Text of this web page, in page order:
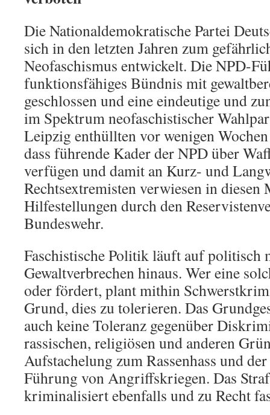
Die Nationaldemokratische Partei
sich in den letzten Jahren zum
Neofaschismus entwickelt. Die NPD-
funktionsfähiges Bündnis mit
geschlossen und eine eindeutige und
im Spektrum neofaschistischer
Leipzig enthüllten vor wenigen
dass führende Kader der NPD über
verfügen und damit an Kurz- und
Rechtsextremisten verwiesen in
Hilfestellungen durch den
Bundeswehr.
Faschistische Politik läuft auf politisch
Gewaltverbrechen hinaus. Wer eine
oder fördert, plant mithin
Grund, dies zu tolerieren. Das
auch keine Toleranz gegenüber
rassischen, religiösen und anderen
Aufstachelung zum Rassenhass und
Führung von Angriffskriegen. Das
kriminalisiert ebenfalls und zu Recht